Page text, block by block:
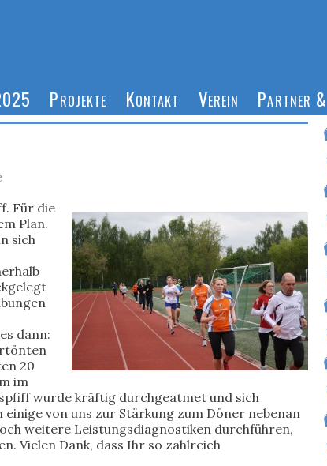
Projekte Kontakt Verein Partner
Für die
Plan.
sich
dann:
20
im
wurde kräftig durchgeatmet und sich
von uns zur Stärkung zum Döner nebenan
weitere Leistungsdiagnostiken durchführen,
Vielen Dank, dass Ihr so zahlreich